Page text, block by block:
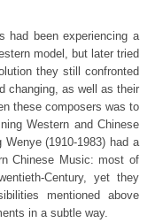
had been experiencing a
model, but later tried
they still confronted
changing, as well as their
these composers was to
Western and Chinese
(1910-1983) had a
Chinese Music: most of
Century, yet they
mentioned above
in a subtle way.